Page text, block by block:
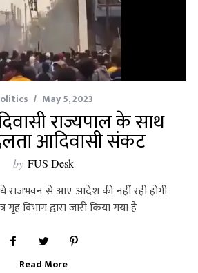
May 5, 2023
राज्यपाल के साथ
आदिवासी संकट
by FUS Desk
राजभवन से आए आदेश की नहीं रही होगी
गृह विभाग द्वारा जारी किया गया है
Read More